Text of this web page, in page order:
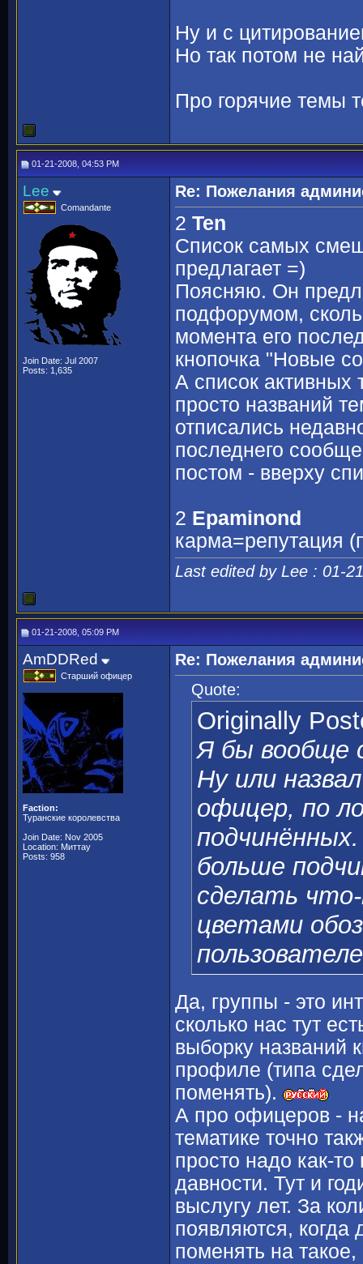
Ну и с
Но так потом не
Про горячие темы
01-21-2008, 04:53 PM
Lee
Comandante
Join Date: Jul 2007
Posts: 1,635
Re: Пожелания
2 Ten
Список самых
предлагает =)
Поясняю. Он
подфорумом,
момента его
кнопочка "Новые
А список активных
просто названий
отписались
последнего
постом - вверху
2 Epaminond
карма=репутация
Last edited by Lee : 01-
01-21-2008, 05:09 PM
AmDDRed
Старший офицер
Faction:
Туранские королевства
Join Date: Nov 2005
Location: Миттау
Posts: 958
Re: Пожелания
Quote:
Originally
Я бы вообще
Ну или
офицер, по
больше
сделать
цветами
Да, группы - это
сколько нас тут
выборку названий
профиле (типа
поменять).
А про офицеров -
тематике точно
просто надо как-то
давности. Тут и
выслугу лет. За
появляются,
поменять на